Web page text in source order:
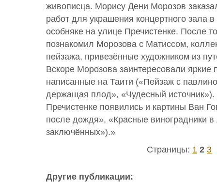
живописца. Морису Дени Морозов
работ для украшения концертного зала
особняке на улице Пречистенке. После
познакомил Морозова с Матиссом,
пейзажа, привезённые художником из
Вскоре Морозова заинтересовали яркие
написанные на Таити («Пейзаж с
держащая плод», «Чудесный
Пречистенке появились и картины Ван
после дождя», «Красные виноградники
заключённых»).»
Страницы: 1 2 3
Другие публикации: